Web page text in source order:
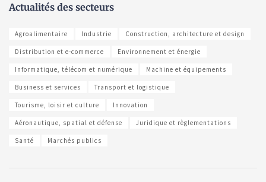
Actualités des secteurs
Agroalimentaire Industrie Construction, architecture et design
Distribution et e-commerce Environnement et énergie
Informatique, télécom et numérique Machine et équipements
Business et services Transport et logistique
Tourisme, loisir et culture Innovation
Aéronautique, spatial et défense Juridique et règlementations
Santé Marchés publics